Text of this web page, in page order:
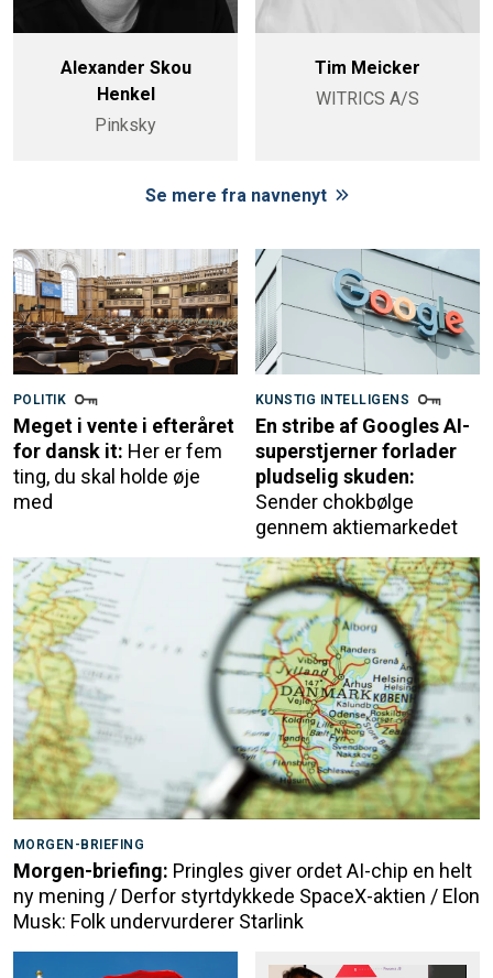
Alexander Skou
Henkel
Pinksky
Tim Meicker
WITRICS A/S
Se mere fra navnenyt
POLITIK
Meget i vente i efteråret
for dansk it: Her er fem
ting, du skal holde øje
med
KUNSTIG INTELLIGENS
En stribe af Googles AI-
superstjerner forlader
pludselig skuden:
Sender chokbølge
gennem aktiemarkedet
MORGEN-BRIEFING
Morgen-briefing: Pringles giver ordet AI-chip en helt
ny mening / Derfor styrtdykkede SpaceX-aktien / Elon
Musk: Folk undervurderer Starlink